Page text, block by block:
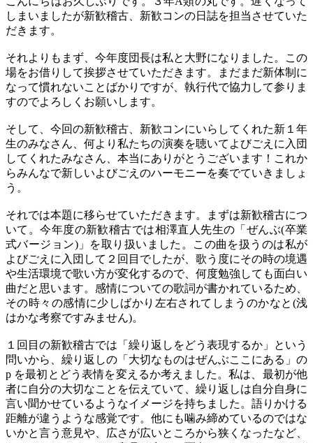
しまいましたが新歓稽古、新歓コンの日誌を担当させていた
だきます。
それよりもまず、今年度団長は私と大野になりました。この
場をお借りして挨拶させていただきます。まだまだ新体制に
なって慣れないことばかりですが、執行代で協力して参りま
すのでよろしくお願いします。
そして、今回の新歓稽古、新歓コンにいらしてくれた新１年
生のみなさん、何より私たちの演奏を聴いてよびごえに入団
してくれたみなさん、本当にありがとうございます！これか
らみんなで新しいよびごえのハーモニーを奏でていきましょ
う。
それでは本題に移らせていただきます。まずは新歓稽古につ
いて。今年度の新歓稽古では相澤直人先生の「ぜんぶ(卒業
式バージョン)」を取り扱いました。この曲を扱うのは私が
よびごえに入団して２回目でしたが、歌う度にその時の境遇
や生活環境で歌い方が変化するので、何度勉強しても面白い
曲だと思います。感情についての歌詞が書かれているため、
その時々の感情に少しばかり左右されてしまうのかなと(浅
はかな考察ですみません)。
１回目の新歓稽古では「繰り返しをどう表現するか」という
問いから、繰り返しの「大切なものはぜんぶここにある」の
p を最初とどう表情を変えるか考えました。私は、最初が他
者に自分の大切なことを伝えていて、繰り返しは自分自身に
言い聞かせているようなイメージを持ちました。語りかける
距離が違うような感覚です。他にも噛み締めているのではな
いかと言う意見や、広さが広いところから狭くなったなど、